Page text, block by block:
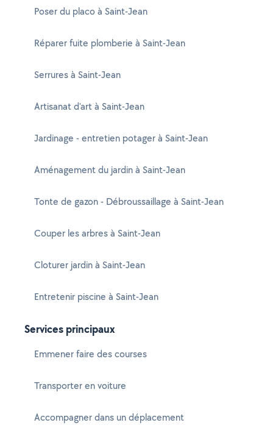
Poser du placo à Saint-Jean
Réparer fuite plomberie à Saint-Jean
Serrures à Saint-Jean
Artisanat d'art à Saint-Jean
Jardinage - entretien potager à Saint-Jean
Aménagement du jardin à Saint-Jean
Tonte de gazon - Débroussaillage à Saint-Jean
Couper les arbres à Saint-Jean
Cloturer jardin à Saint-Jean
Entretenir piscine à Saint-Jean
Services principaux
Emmener faire des courses
Transporter en voiture
Accompagner dans un déplacement